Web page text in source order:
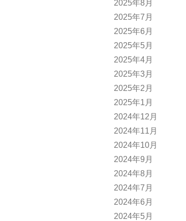
2025年8月
2025年7月
2025年6月
2025年5月
2025年4月
2025年3月
2025年2月
2025年1月
2024年12月
2024年11月
2024年10月
2024年9月
2024年8月
2024年7月
2024年6月
2024年5月